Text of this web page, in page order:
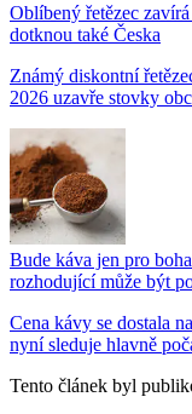
Oblíbený řetězec
dotknou také Česka
Známý diskontní
2026 uzavře stovky
Bude káva jen pro
rozhodující může být
Cena kávy se dostala
nyní sleduje hlavně
Tento článek byl